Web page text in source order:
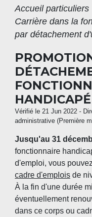
Accueil particuliers
Carrière dans la
par détachement
HANDICAPÉ
Vérifié le 21 Jun 2022 -
administrative (Première
Jusqu'au 31
fonctionnaire
d'emploi, vous
cadre d'emplois de
À la fin d'une durée
éventuellement
dans ce corps ou